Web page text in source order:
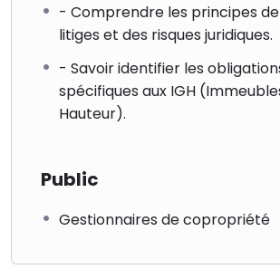
- Comprendre les principes
litiges et des risques juridiques.
- Savoir identifier les
spécifiques aux IGH
Hauteur).
Public
Gestionnaires de copropriété